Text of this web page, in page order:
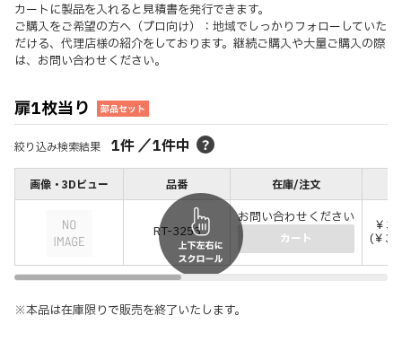
カートに製品を入れると見積書を発行できます。
ご購入をご希望の方へ（プロ向け）：地域でしっかりフォローしていた
だける、代理店様の紹介をしております。継続ご購入や大量ご購入の際
は、お問い合わせください。
扉1枚当り 部品セット
絞り込み検索結果 1件／1件中
画像・3Dビュー 品番 在庫/注文
RT-3253
お問い合わせください
カート
￥
(￥
※本品は在庫限りで販売を終了いたします。